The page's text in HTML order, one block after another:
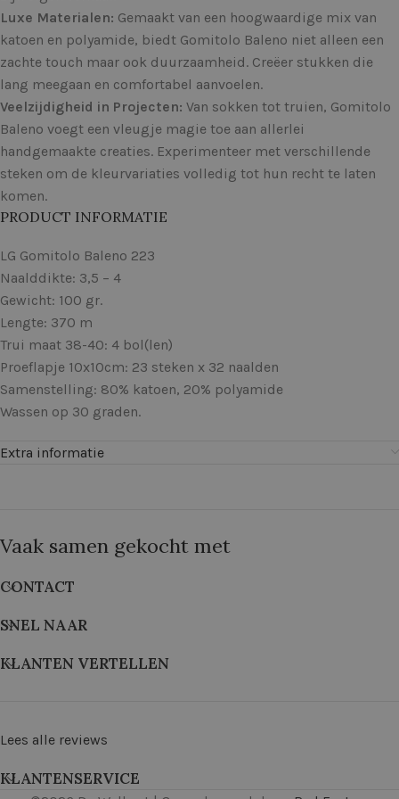
Luxe Materialen: Gemaakt van een hoogwaardige mix van
katoen en polyamide, biedt Gomitolo Baleno niet alleen een
zachte touch maar ook duurzaamheid. Creëer stukken die
lang meegaan en comfortabel aanvoelen.
Veelzijdigheid in Projecten: Van sokken tot truien, Gomitolo
Baleno voegt een vleugje magie toe aan allerlei
handgemaakte creaties. Experimenteer met verschillende
steken om de kleurvariaties volledig tot hun recht te laten
komen.
PRODUCT INFORMATIE
LG Gomitolo Baleno 223
Naalddikte: 3,5 – 4
Gewicht: 100 gr.
Lengte: 370 m
Trui maat 38-40: 4 bol(len)
Proeflapje 10x10cm: 23 steken x 32 naalden
Samenstelling: 80% katoen, 20% polyamide
Wassen op 30 graden.
Extra informatie
Vaak samen gekocht met
CONTACT
SNEL NAAR
KLANTEN VERTELLEN
Lees alle reviews
KLANTENSERVICE